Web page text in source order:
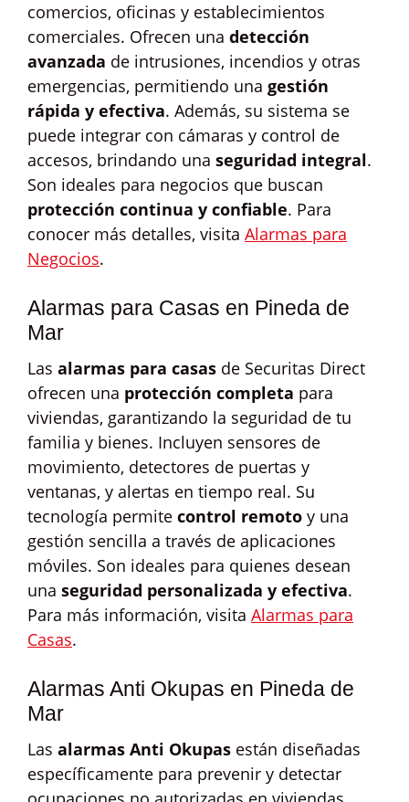
comercios, oficinas y establecimientos
comerciales. Ofrecen una detección
avanzada de intrusiones, incendios y otras
emergencias, permitiendo una gestión
rápida y efectiva. Además, su sistema se
puede integrar con cámaras y control de
accesos, brindando una seguridad integral.
Son ideales para negocios que buscan
protección continua y confiable. Para
conocer más detalles, visita Alarmas para
Negocios.
Alarmas para Casas en Pineda de
Mar
Las alarmas para casas de Securitas Direct
ofrecen una protección completa para
viviendas, garantizando la seguridad de tu
familia y bienes. Incluyen sensores de
movimiento, detectores de puertas y
ventanas, y alertas en tiempo real. Su
tecnología permite control remoto y una
gestión sencilla a través de aplicaciones
móviles. Son ideales para quienes desean
una seguridad personalizada y efectiva.
Para más información, visita Alarmas para
Casas.
Alarmas Anti Okupas en Pineda de
Mar
Las alarmas Anti Okupas están diseñadas
específicamente para prevenir y detectar